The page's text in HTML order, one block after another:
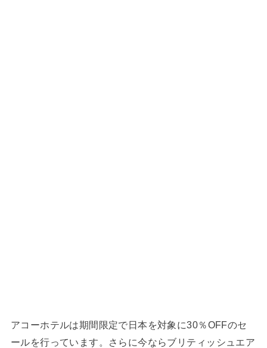
アコーホテルは期間限定で日本を対象に30％OFFのセ
ールを行っています。さらに今ならブリティッシュエア